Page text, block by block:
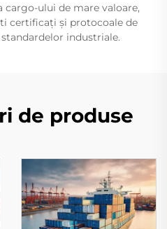
cargo-ului de mare valoare,
certificați și protocoale de
industriale.
de produse